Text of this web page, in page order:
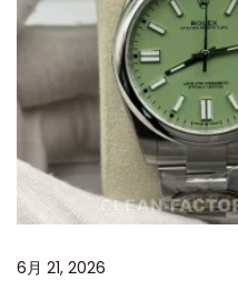
ズ
マ
ー
ク
ー
6月 21, 2026